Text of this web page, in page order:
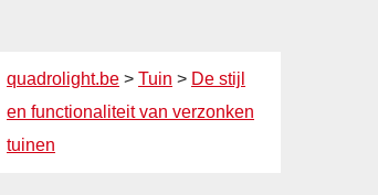
quadrolight.be > Tuin > De stijl
en functionaliteit van verzonken
tuinen